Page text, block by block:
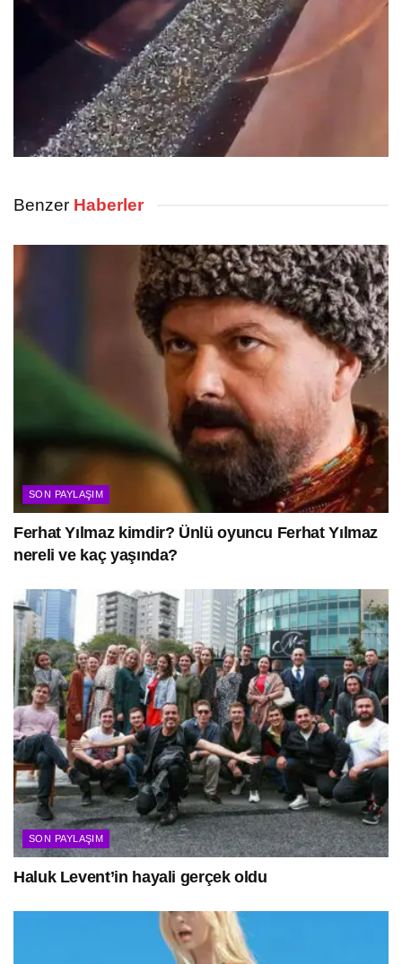
Benzer Haberler
SON PAYLAŞIM
Ferhat Yılmaz kimdir? Ünlü oyuncu Ferhat Yılmaz
nereli ve kaç yaşında?
SON PAYLAŞIM
Haluk Levent’in hayali gerçek oldu